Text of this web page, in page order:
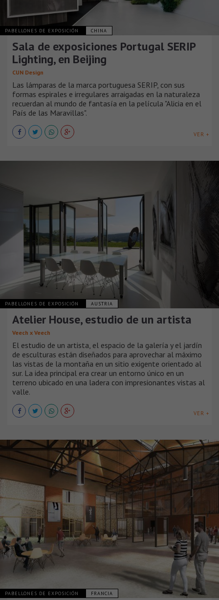
PABELLONES DE EXPOSICIÓN CHINA
Sala de exposiciones Portugal SERIP
Lighting, en Beijing
CUN Design
Las lámparas de la marca portuguesa SERIP, con sus
formas espirales e irregulares arraigadas en la naturaleza
recuerdan al mundo de fantasía en la película "Alicia en el
País de las Maravillas".
VER +
PABELLONES DE EXPOSICIÓN AUSTRIA
Atelier House, estudio de un artista
Veech x Veech
El estudio de un artista, el espacio de la galería y el jardín
de esculturas están diseñados para aprovechar al máximo
las vistas de la montaña en un sitio exigente orientado al
sur. La idea principal era crear un entorno único en un
terreno ubicado en una ladera con impresionantes vistas al
valle.
VER +
PABELLONES DE EXPOSICIÓN FRANCIA